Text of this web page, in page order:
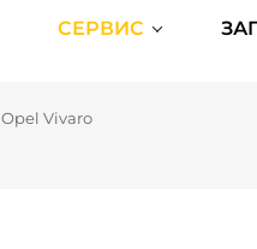
СЕРВИС
Opel Vivaro